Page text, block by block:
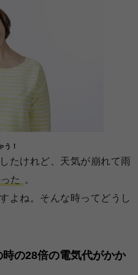
う！
たけれど、天気が崩れて雨
た
。
よね。そんな時ってどうし
の28倍の電気代がかか